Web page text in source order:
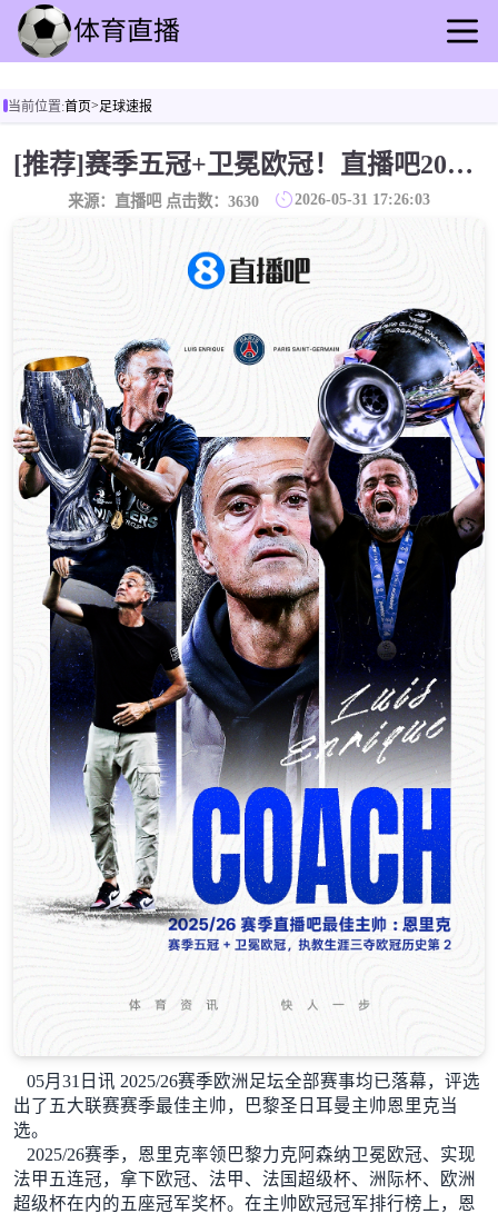
足球直播
篮球直播
足球录播
篮球回放
其他转播
当前位置:首页>足球速报
[推荐]赛季五冠+卫冕欧冠！直播吧2025/26赛季最佳主帅：路易斯·恩里克
来源：直播吧 点击数： 3630 2026-05-31 17:26:03
05月31日讯 2025/26赛季欧洲足坛全部赛事均已落幕，评选
出了五大联赛赛季最佳主帅，巴黎圣日耳曼主帅恩里克当
选。
2025/26赛季，恩里克率领巴黎力克阿森纳卫冕欧冠、实现
法甲五连冠，拿下欧冠、法甲、法国超级杯、洲际杯、欧洲
超级杯在内的五座冠军奖杯。在主帅欧冠冠军排行榜上，恩